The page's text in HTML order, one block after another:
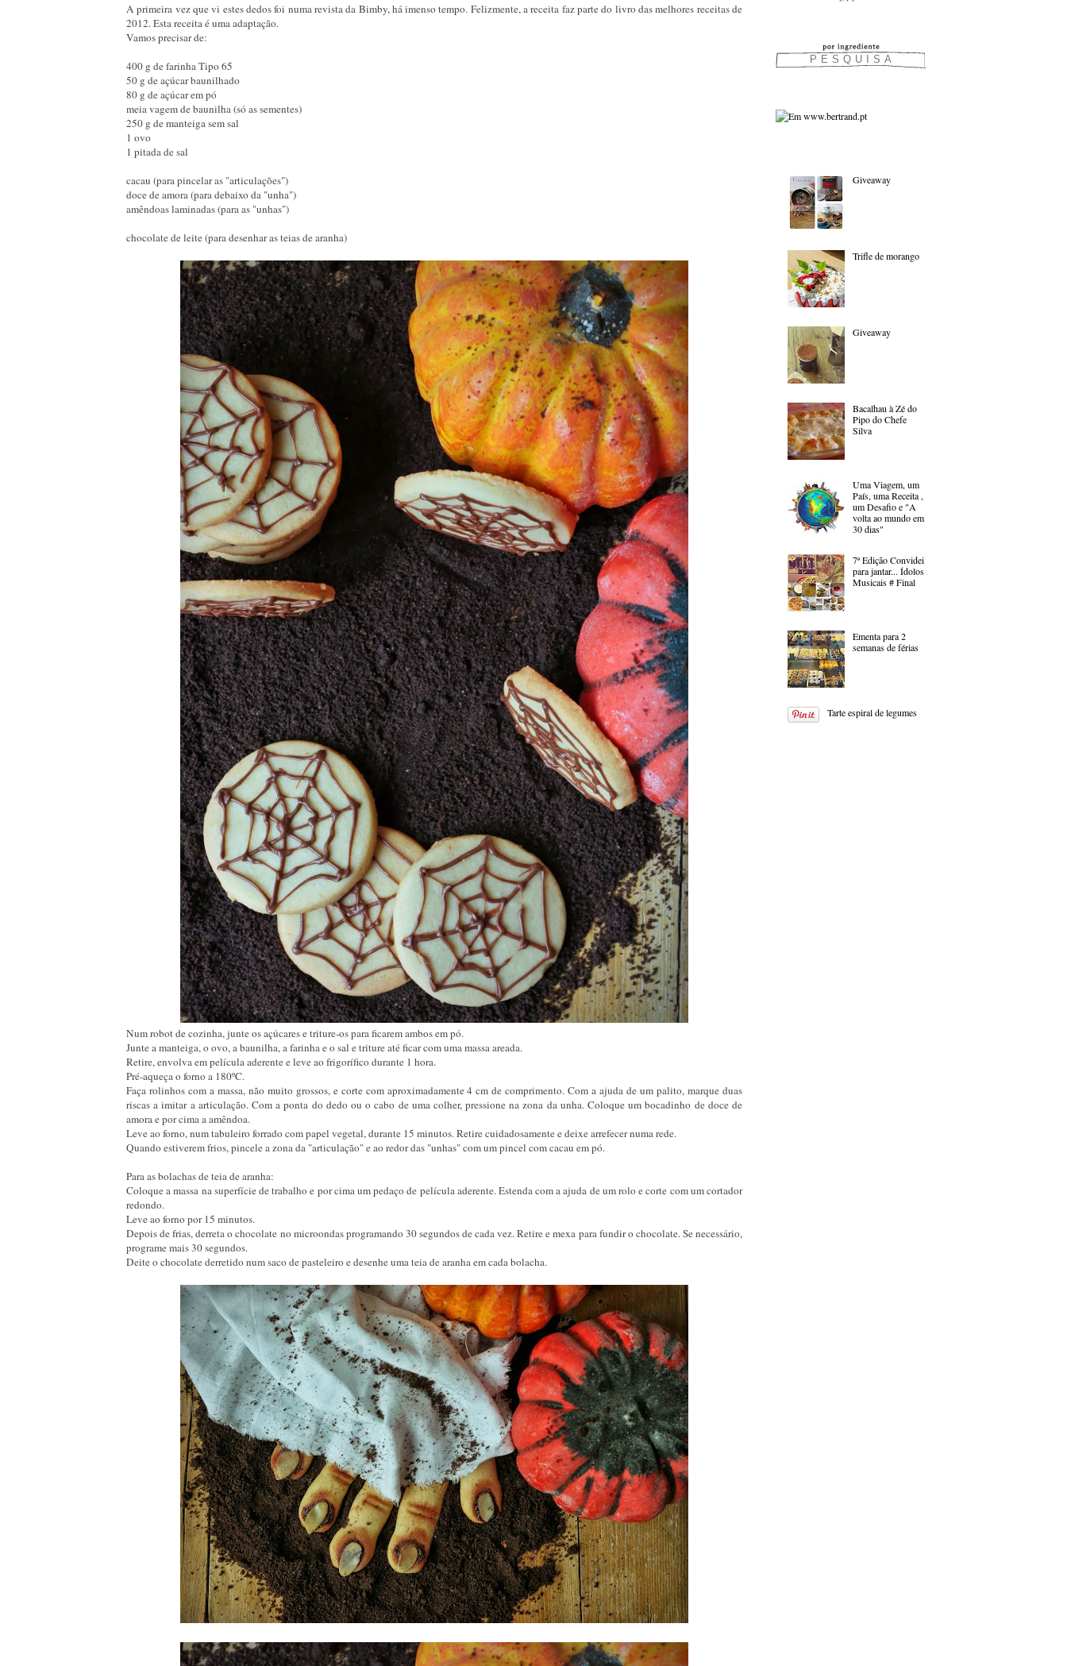
A primeira vez que vi estes dedos foi numa revista da Bimby, há imenso tempo. Felizmente, a receita faz parte do livro das melhores receitas de
2012. Esta receita é uma adaptação.
Vamos precisar de:
400 g de farinha Tipo 65
50 g de açúcar baunilhado
80 g de açúcar em pó
meia vagem de baunilha (só as sementes)
250 g de manteiga sem sal
1 ovo
1 pitada de sal
cacau (para pincelar as "articulações")
doce de amora (para debaixo da "unha")
amêndoas laminadas (para as "unhas")
chocolate de leite (para desenhar as teias de aranha)
Num robot de cozinha, junte os açúcares e triture-os para ficarem ambos em pó.
Junte a manteiga, o ovo, a baunilha, a farinha e o sal e triture até ficar com uma massa areada.
Retire, envolva em película aderente e leve ao frigorífico durante 1 hora.
Pré-aqueça o forno a 180ºC.
Faça rolinhos com a massa, não muito grossos, e corte com aproximadamente 4 cm de comprimento. Com a ajuda de um palito, marque duas
riscas a imitar a articulação. Com a ponta do dedo ou o cabo de uma colher, pressione na zona da unha. Coloque um bocadinho de doce de
amora e por cima a amêndoa.
Leve ao forno, num tabuleiro forrado com papel vegetal, durante 15 minutos. Retire cuidadosamente e deixe arrefecer numa rede.
Quando estiverem frios, pincele a zona da "articulação" e ao redor das "unhas" com um pincel com cacau em pó.
Para as bolachas de teia de aranha:
Coloque a massa na superfície de trabalho e por cima um pedaço de película aderente. Estenda com a ajuda de um rolo e corte com um cortador
redondo.
Leve ao forno por 15 minutos.
Depois de frias, derreta o chocolate no microondas programando 30 segundos de cada vez. Retire e mexa para fundir o chocolate. Se necessário,
programe mais 30 segundos.
Deite o chocolate derretido num saco de pasteleiro e desenhe uma teia de aranha em cada bolacha.
Giveaway
Trifle de morango
Giveaway
Bacalhau à Zé do
Pipo do Chefe
Silva
Uma Viagem, um
País, uma Receita ,
um Desafio e "A
volta ao mundo em
30 dias"
7ª Edição Convidei
para jantar... Ídolos
Musicais # Final
Ementa para 2
semanas de férias
Tarte espiral de legumes